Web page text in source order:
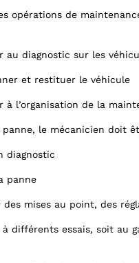
opérations de
au diagnostic sur les
et restituer le véhicule
à l’organisation de la
panne, le mécanicien doit
diagnostic
panne
mises au point, des
différents essais, soit au